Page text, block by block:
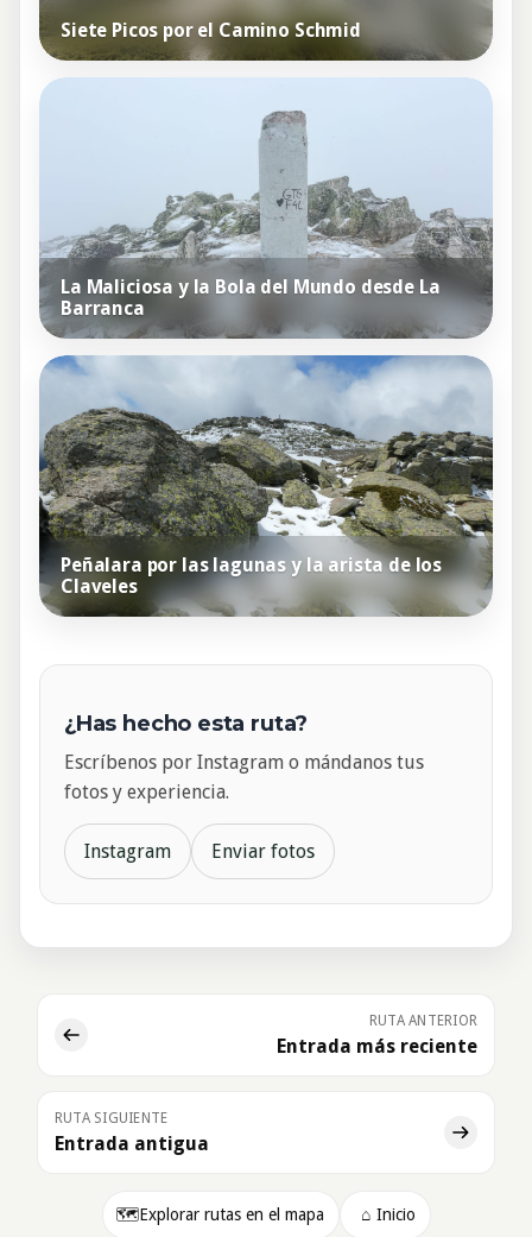
Siete Picos por el Camino Schmid
La Maliciosa y la Bola del Mundo desde La
Barranca
Peñalara por las lagunas y la arista de los
Claveles
¿Has hecho esta ruta?
Escríbenos por Instagram o mándanos tus
fotos y experiencia.
Instagram Enviar fotos
RUTA ANTERIOR
Entrada más reciente
RUTA SIGUIENTE
Entrada antigua
🗺️Explorar rutas en el mapa ⌂ Inicio